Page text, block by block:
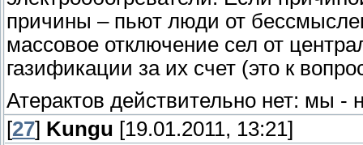
причины – пьют люди от
массовое отключение сел от
газификации за их счет (это к
Атерактов действительно нет: мы
[27] Kungu [19.01.2011, 13:21]